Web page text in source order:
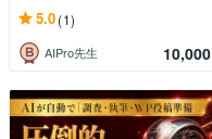
5.0(1)
AIPro先生 10,000